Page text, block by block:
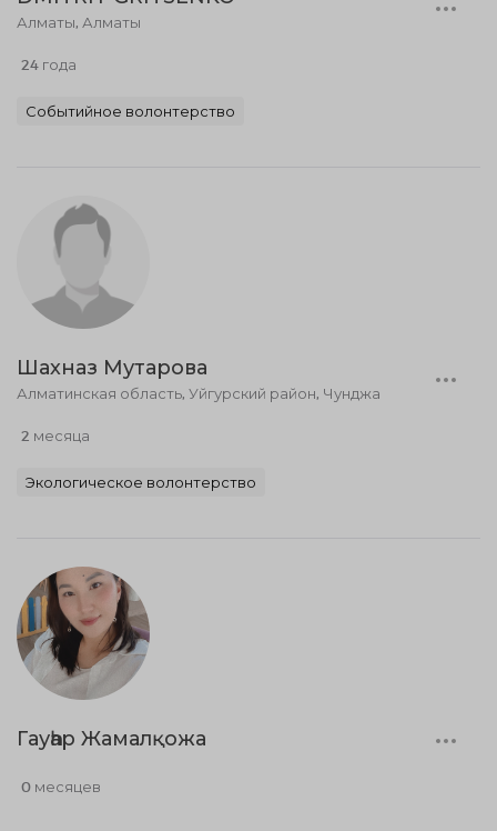
Алматы, Алматы
24 года
Событийное волонтерство
Шахназ Мутарова
Алматинская область, Уйгурский район, Чунджа
2 месяца
Экологическое волонтерство
Гауһар Жамалқожа
0 месяцев